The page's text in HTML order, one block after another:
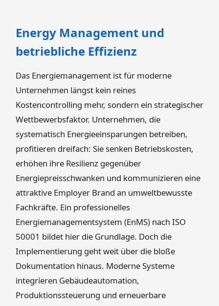
Energy Management und
betriebliche Effizienz
Das Energiemanagement ist für moderne
Unternehmen längst kein reines
Kostencontrolling mehr, sondern ein strategischer
Wettbewerbsfaktor. Unternehmen, die
systematisch Energieeinsparungen betreiben,
profitieren dreifach: Sie senken Betriebskosten,
erhöhen ihre Resilienz gegenüber
Energiepreisschwanken und kommunizieren eine
attraktive Employer Brand an umweltbewusste
Fachkräfte. Ein professionelles
Energiemanagementsystem (EnMS) nach ISO
50001 bildet hier die Grundlage. Doch die
Implementierung geht weit über die bloße
Dokumentation hinaus. Moderne Systeme
integrieren Gebäudeautomation,
Produktionssteuerung und erneuerbare